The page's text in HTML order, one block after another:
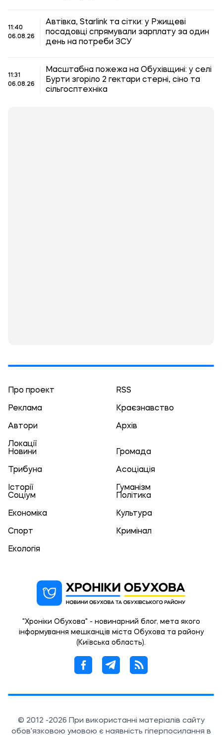
11:40
06.08.26
Автівка, Starlink та сітки: у Ржищеві
посадовці спрямували зарплату за один
день на потреби ЗСУ
11:31
06.08.26
Масштабна пожежа на Обухівщині: у селі
Бурти згоріло 2 гектари стерні, сіно та
сільгосптехніка
Про проект RSS
Реклама Краєзнавство
Автори Архів
Локації
Новини
Громада
Трибуна Асоціація
Історії
Гуманізм
Соціум
Політика
Економіка Культура
Спорт Кримінал
Екологія
"Хроніки Обухова" - новинарний блог, мета якого
інформування мешканців міста Обухова та району
(Київська область).
© 2012 -2026 При використанні матеріалів сайту
обов'язковою умовою є наявність гіперпосилання в